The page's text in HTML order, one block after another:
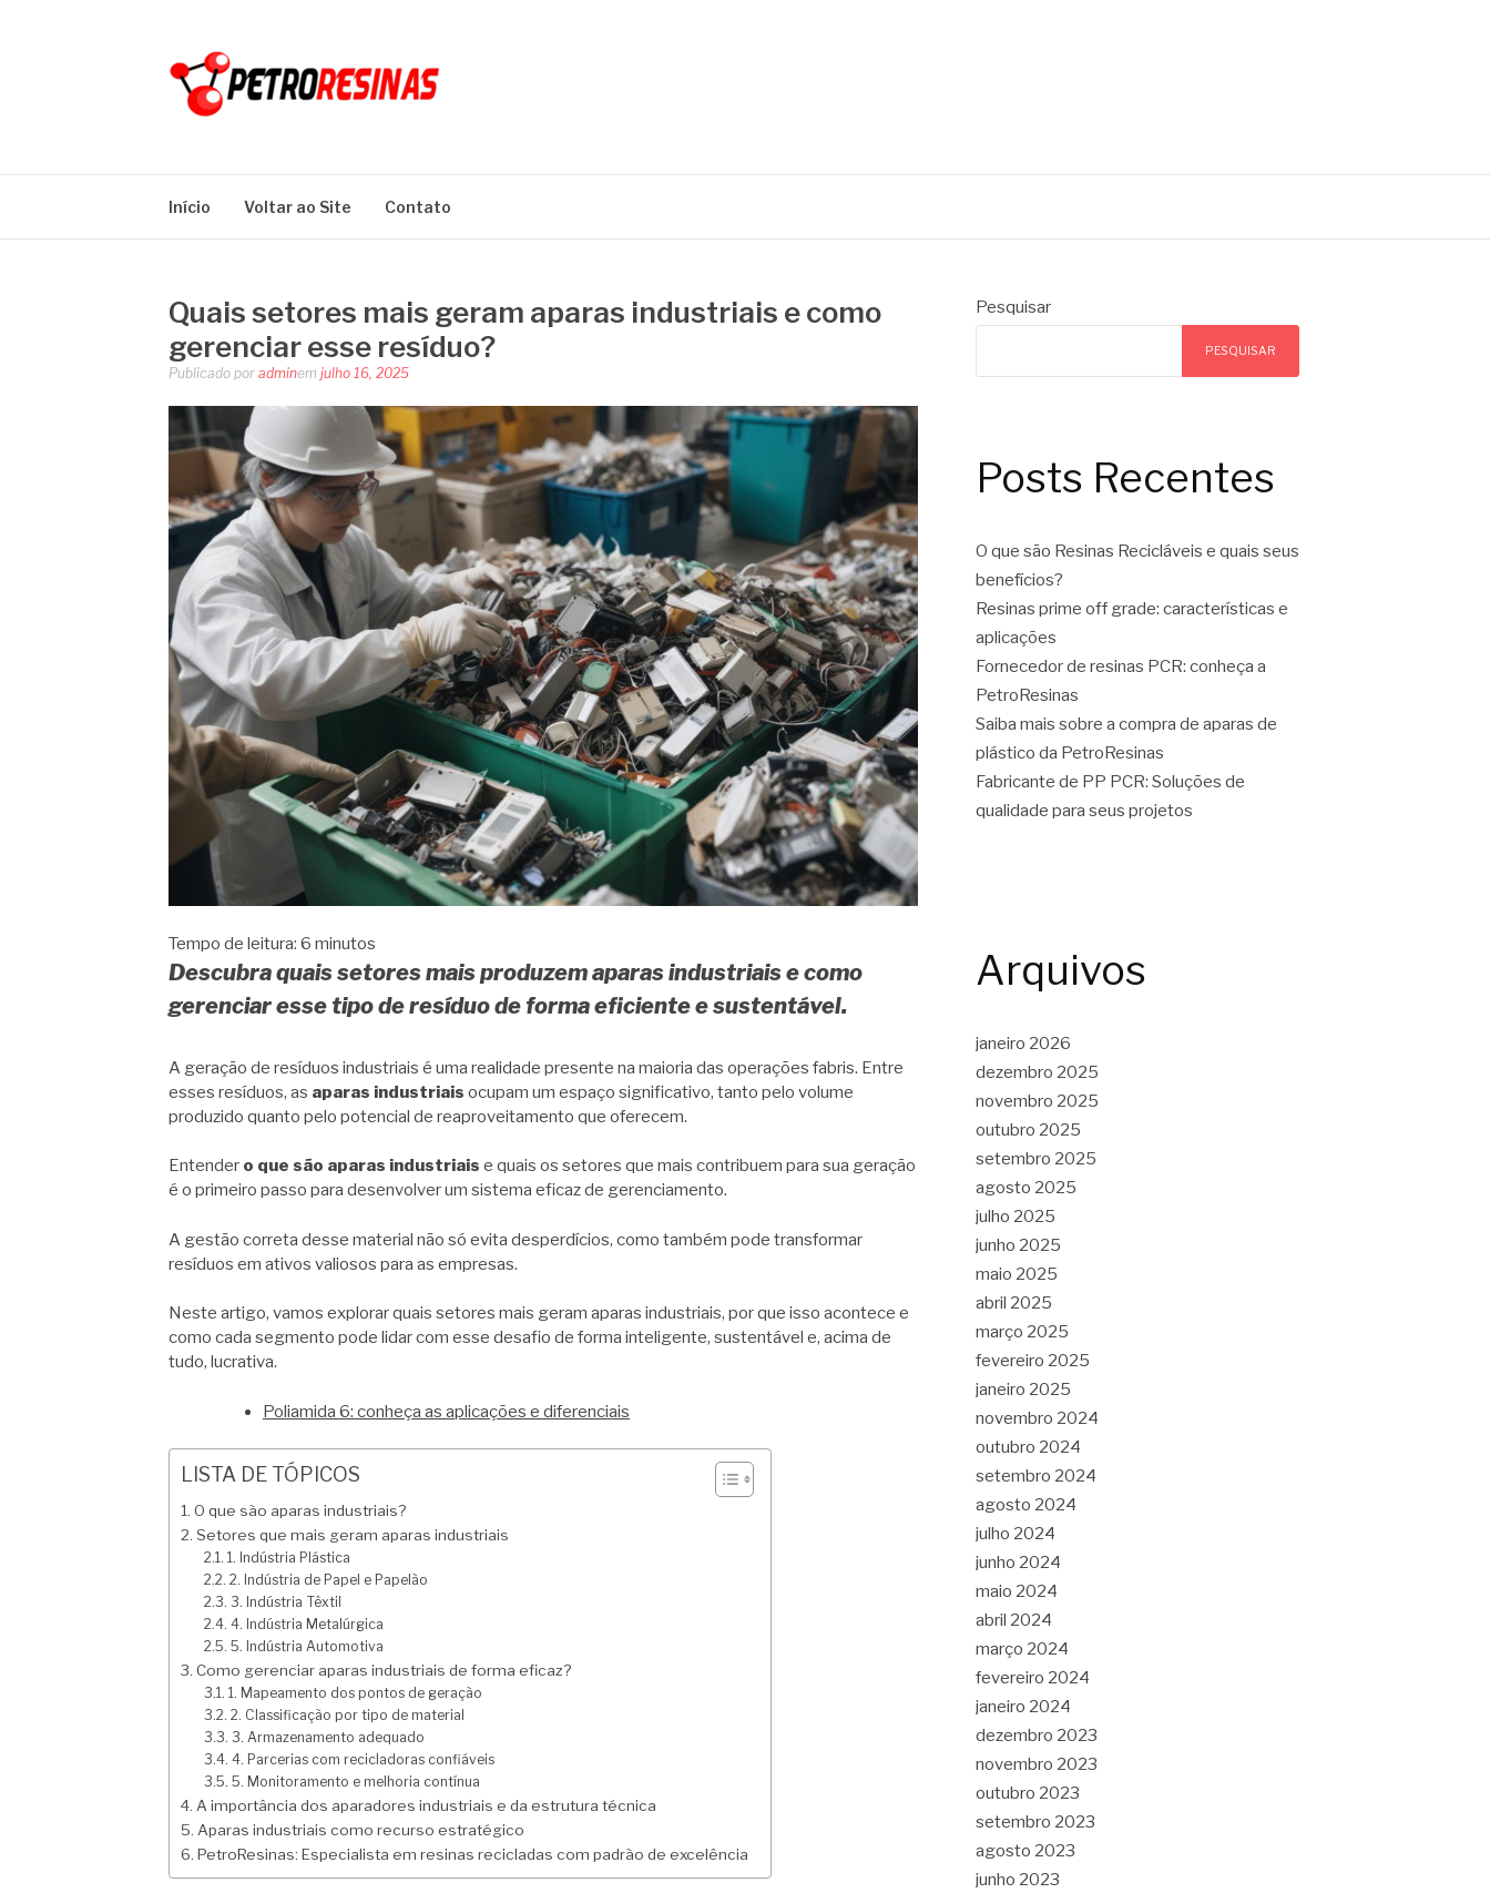
Início Voltar ao Site Contato
Quais setores mais geram aparas industriais e como
gerenciar esse resíduo?
Publicado por adminem julho 16, 2025
Tempo de leitura: 6 minutos
Descubra quais setores mais produzem aparas industriais e como
gerenciar esse tipo de resíduo de forma eficiente e sustentável.
A geração de resíduos industriais é uma realidade presente na maioria das operações fabris. Entre
esses resíduos, as aparas industriais ocupam um espaço significativo, tanto pelo volume
produzido quanto pelo potencial de reaproveitamento que oferecem.
Entender o que são aparas industriais e quais os setores que mais contribuem para sua geração
é o primeiro passo para desenvolver um sistema eficaz de gerenciamento.
A gestão correta desse material não só evita desperdícios, como também pode transformar
resíduos em ativos valiosos para as empresas.
Neste artigo, vamos explorar quais setores mais geram aparas industriais, por que isso acontece e
como cada segmento pode lidar com esse desafio de forma inteligente, sustentável e, acima de
tudo, lucrativa.
Poliamida 6: conheça as aplicações e diferenciais
LISTA DE TÓPICOS
O que são aparas industriais?
Setores que mais geram aparas industriais
1. Indústria Plástica
2. Indústria de Papel e Papelão
3. Indústria Têxtil
4. Indústria Metalúrgica
5. Indústria Automotiva
Como gerenciar aparas industriais de forma eficaz?
1. Mapeamento dos pontos de geração
2. Classificação por tipo de material
3. Armazenamento adequado
4. Parcerias com recicladoras confiáveis
5. Monitoramento e melhoria contínua
A importância dos aparadores industriais e da estrutura técnica
Aparas industriais como recurso estratégico
PetroResinas: Especialista em resinas recicladas com padrão de excelência
Pesquisar
PESQUISAR
Posts Recentes
O que são Resinas Recicláveis e quais seus
benefícios?
Resinas prime off grade: características e
aplicações
Fornecedor de resinas PCR: conheça a
PetroResinas
Saiba mais sobre a compra de aparas de
plástico da PetroResinas
Fabricante de PP PCR: Soluções de
qualidade para seus projetos
Arquivos
janeiro 2026
dezembro 2025
novembro 2025
outubro 2025
setembro 2025
agosto 2025
julho 2025
junho 2025
maio 2025
abril 2025
março 2025
fevereiro 2025
janeiro 2025
novembro 2024
outubro 2024
setembro 2024
agosto 2024
julho 2024
junho 2024
maio 2024
abril 2024
março 2024
fevereiro 2024
janeiro 2024
dezembro 2023
novembro 2023
outubro 2023
setembro 2023
agosto 2023
junho 2023